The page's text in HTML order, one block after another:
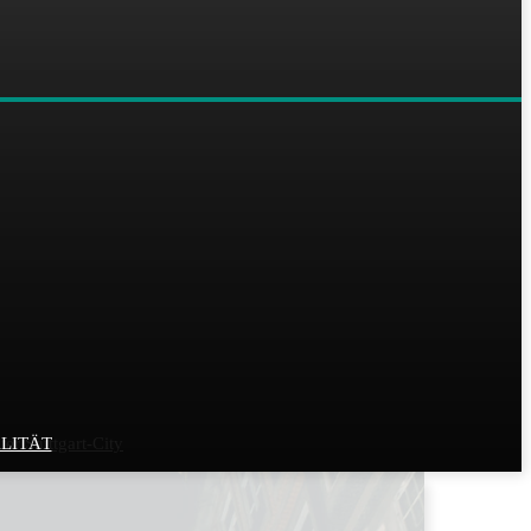
Stuttgart-City